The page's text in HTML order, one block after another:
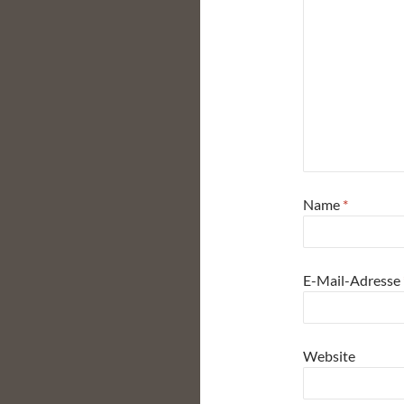
Name *
E-Mail-Adresse
Website